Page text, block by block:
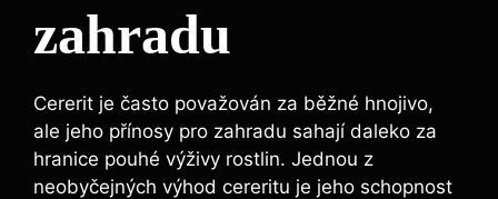
zahradu
Cererit je často ‌považován za‌ běžné hnojivo,
ale jeho přínosy pro ‍zahradu sahají daleko za ​
hranice pouhé výživy rostlin. Jednou z
neobyčejných výhod cereritu je ‌jeho schopnost ‌